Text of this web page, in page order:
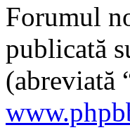
Forumul
publicată
(abreviată